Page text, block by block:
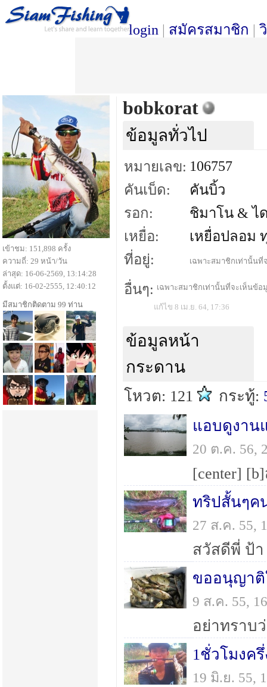
login | สมัครสมาชิก |
bobkorat
ข้อมูลทั่วไป
หมายเลข: 106757
คันเบ็ด:
คันบิ้ว
รอก:
ชิมาโน & ไ
เหยื่อ:
เหยื่อปลอม
ที่อยู่:
เฉพาะสมาชิกเท่านั้นที่
อื่นๆ: เฉพาะสมาชิกเท่านั้นที่จะเห็นข้อ
แก้ไข 8 เม.ย. 64, 17:36
ข้อมูลหน้า
กระดาน
โหวต: 121 กระทู้:
20 ต.ค. 56,
27 ส.ค. 55,
9 ส.ค. 55,
19 มิ.ย. 55,
เข้าชม: 151,898 ครั้ง
ความถี่: 29 หน้า/วัน
ล่าสุด: 16-06-2569, 13:14:28
ตั้งแต่: 16-02-2555, 12:40:12
มีสมาชิกติดตาม 99 ท่าน